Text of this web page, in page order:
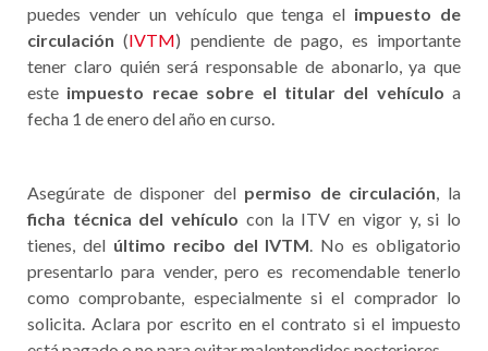
puedes vender un vehículo que tenga el impuesto de
circulación (IVTM) pendiente de pago, es importante
tener claro quién será responsable de abonarlo, ya que
este impuesto recae sobre el titular del vehículo a
fecha 1 de enero del año en curso.
Asegúrate de disponer del permiso de circulación, la
ficha técnica del vehículo con la ITV en vigor y, si lo
tienes, delúltimo recibo del IVTM. No es obligatorio
presentarlo para vender, pero es recomendable tenerlo
como comprobante, especialmente si el comprador lo
solicita. Aclara por escrito en el contrato si el impuesto